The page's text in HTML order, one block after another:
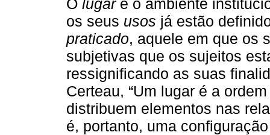
O lugaré o ambiente
os seus usos já estão
praticado, aquele em que os
subjetivas que os sujeitos
ressignificando as suas
Certeau, “Um lugar é a
distribuem elementos nas
é, portanto, uma